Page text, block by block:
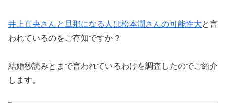
井上真央さんと旦那になる人は松本潤さんの可能性大と言
われているのをご存知ですか？
結婚秒読みとまで言われているわけを調査したのでご紹介
します。